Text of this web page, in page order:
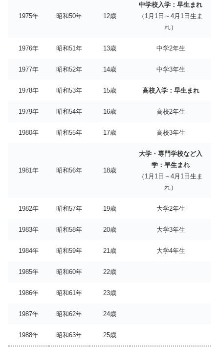
1975年 昭和50年 12歳
中学校入学：早生まれ
（1月1日～4月1日生ま
れ）
1976年 昭和51年 13歳 中学2年生
1977年 昭和52年 14歳 中学3年生
1978年 昭和53年 15歳 高校入学：早生まれ
1979年 昭和54年 16歳 高校2年生
1980年 昭和55年 17歳 高校3年生
1981年 昭和56年 18歳
大学・専門学校など入
学：早生まれ
（1月1日～4月1日生ま
れ）
1982年 昭和57年 19歳 大学2年生
1983年 昭和58年 20歳 大学3年生
1984年 昭和59年 21歳 大学4年生
1985年 昭和60年 22歳
1986年 昭和61年 23歳
1987年 昭和62年 24歳
1988年 昭和63年 25歳